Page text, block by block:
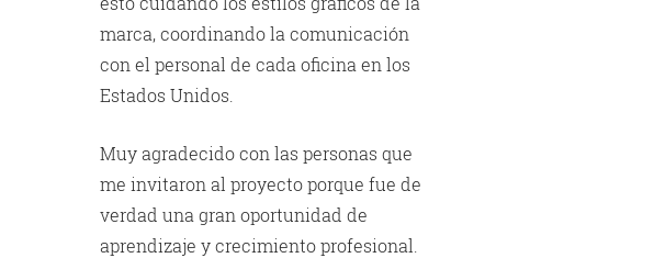
marca, coordinando la comunicación
con el personal de cada oficina en los
Estados Unidos.
Muy agradecido con las personas que
me invitaron al proyecto porque fue de
verdad una gran oportunidad de
aprendizaje y crecimiento profesional.